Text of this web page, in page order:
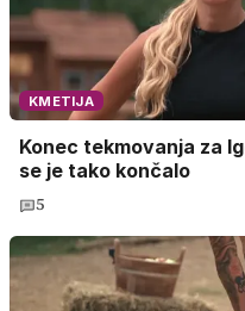
KMETIJA
Konec tekmovanja za
se je tako končalo
5